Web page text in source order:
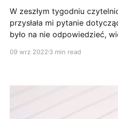
W zeszłym tygodniu
przysłała mi pytanie
było na nie odpowiedzieć,
znalazłem na Instagramie. Pytanie brzmiało: W jaki
09 wrz 2022 3 min read